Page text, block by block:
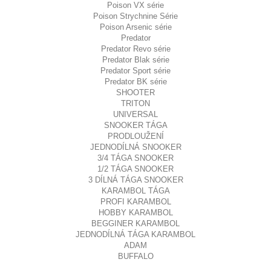
Poison VX série
Poison Strychnine Série
Poison Arsenic série
Predator
Predator Revo série
Predator Blak série
Predator Sport série
Predator BK série
SHOOTER
TRITON
UNIVERSAL
SNOOKER TÁGA
PRODLOUŽENÍ
JEDNODÍLNÁ SNOOKER
3/4 TÁGA SNOOKER
1/2 TÁGA SNOOKER
3 DÍLNÁ TÁGA SNOOKER
KARAMBOL TÁGA
PROFI KARAMBOL
HOBBY KARAMBOL
BEGGINER KARAMBOL
JEDNODÍLNÁ TÁGA KARAMBOL
ADAM
BUFFALO